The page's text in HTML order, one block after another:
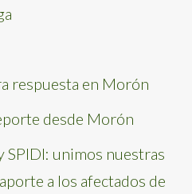
respuesta en Morón
desde Morón
SPIDI: unimos nuestras
a los afectados de